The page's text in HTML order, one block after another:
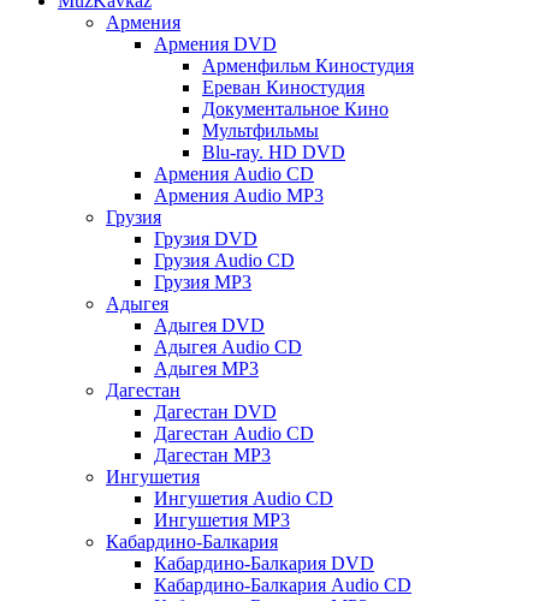
Армения
Армения DVD
Арменфильм Киностудия
Ереван Киностудия
Документальное Кино
Мультфильмы
Blu-ray. HD DVD
Армения Audio CD
Армения Audio MP3
Грузия
Грузия DVD
Грузия Audio CD
Грузия MP3
Адыгея
Адыгея DVD
Адыгея Audio CD
Адыгея MP3
Дагестан
Дагестан DVD
Дагестан Audio CD
Дагестан MP3
Ингушетия
Ингушетия Audio CD
Ингушетия MP3
Кабардино-Балкария
Кабардино-Балкария DVD
Кабардино-Балкария Audio CD